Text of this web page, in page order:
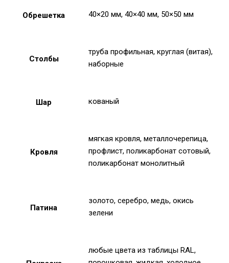
Обрешетка 40×20 мм, 40×40 мм, 50×50 мм
Столбы
труба профильная, круглая (витая),
наборные
Шар кованый
Кровля
мягкая кровля, металлочерепица,
профлист, поликарбонат сотовый,
поликарбонат монолитный
Патина
золото, серебро, медь, окись
зелени
любые цвета из таблицы RAL,